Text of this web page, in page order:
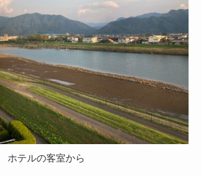
ホテルの客室から